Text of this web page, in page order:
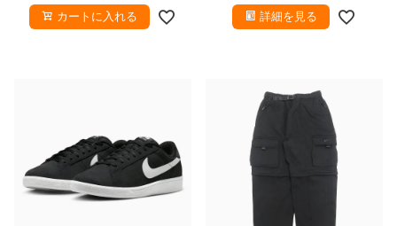
カートに入れる
品】
詳細を見る